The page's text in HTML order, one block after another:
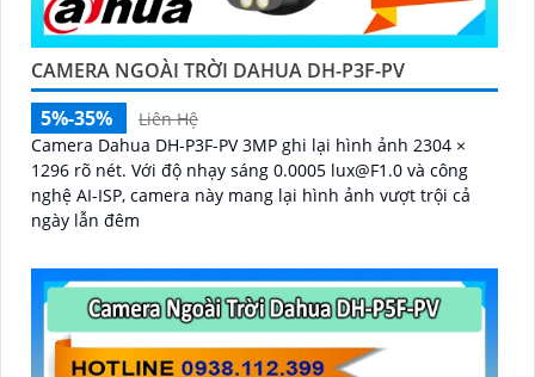
CAMERA NGOÀI TRỜI DAHUA DH-P3F-PV
5%-35%
Liên Hệ
Camera Dahua DH-P3F-PV 3MP ghi lại hình ảnh 2304 ×
1296 rõ nét. Với độ nhạy sáng 0.0005 lux@F1.0 và công
nghệ AI-ISP, camera này mang lại hình ảnh vượt trội cả
ngày lẫn đêm